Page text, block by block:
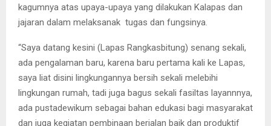
kagumnya atas upaya-upaya yang dilakukan Kalapas dan
jajaran dalam melaksanak tugas dan fungsinya.
“Saya datang kesini (Lapas Rangkasbitung) senang sekali,
ada pengalaman baru, karena baru pertama kali ke Lapas,
saya liat disini lingkungannya bersih sekali melebihi
lingkungan rumah, tadi juga bagus sekali fasiltas layannnya,
ada pustadewikum sebagai bahan edukasi bagi masyarakat
dan juga kegiatan pembinaan berjalan baik dan produktif